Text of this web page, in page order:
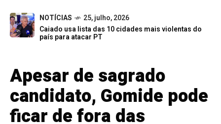
NOTÍCIAS
25, julho, 2026
Caiado usa lista das 10 cidades mais violentas do
país para atacar PT
Apesar de sagrado
candidato, Gomide pode
ficar de fora das